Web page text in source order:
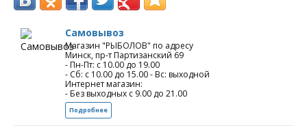
Самовывоз
Магазин "РЫБОЛОВ" по адресу
Минск, пр-т Партизанский 69
- Пн-Пт: с 10.00 до 19.00
- Сб: с 10.00 до 15.00 - Вс: выходной
Интернет магазин:
- Без выходных с 9.00 до 21.00
Подробнее